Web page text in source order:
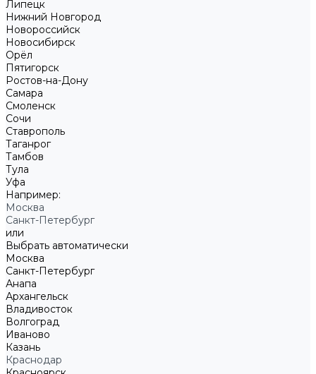
Липецк
Нижний Новгород
Новороссийск
Новосибирск
Орёл
Пятигорск
Ростов-на-Дону
Самара
Смоленск
Сочи
Ставрополь
Таганрог
Тамбов
Тула
Уфа
Например:
Москва
Санкт-Петербург
или
Выбрать автоматически
Москва
Санкт-Петербург
Анапа
Архангельск
Владивосток
Волгоград
Иваново
Казань
Краснодар